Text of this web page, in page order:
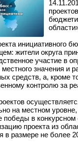
инициативного
жители округа
участие в
значения и
средств, а, кроме
контролю за
на местном
победы в
проекта из
в размере не более